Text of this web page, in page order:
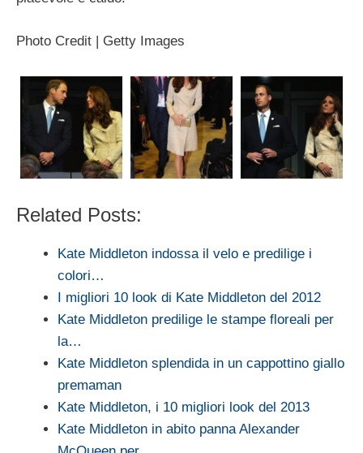
Photo Credit | Getty Images
Related Posts:
Kate Middleton indossa il velo e predilige i
colori…
I migliori 10 look di Kate Middleton del 2012
Kate Middleton predilige le stampe floreali per
la…
Kate Middleton splendida in un cappottino giallo
premaman
Kate Middleton, i 10 migliori look del 2013
Kate Middleton in abito panna Alexander